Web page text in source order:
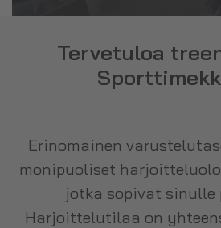
Tervetuloa
Erinomainen
monipuoliset
jotka sopivat sinulle
Harjoittelutilaa on